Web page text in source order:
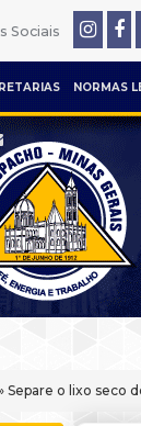
Sociais
NORMAS
Separe o lixo seco